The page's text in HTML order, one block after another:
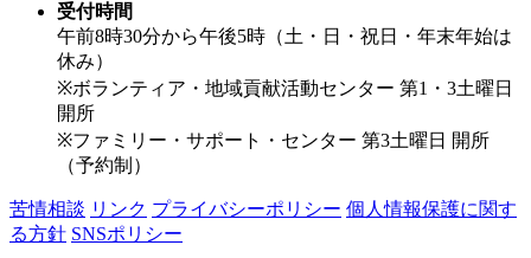
受付時間
午前8時30分から午後5時（土・日・祝日・年末年始は
休み）
※ボランティア・地域貢献活動センター 第1・3土曜日
開所
※ファミリー・サポート・センター 第3土曜日 開所
（予約制）
苦情相談 リンク プライバシーポリシー 個人情報保護に関す
る方針 SNSポリシー